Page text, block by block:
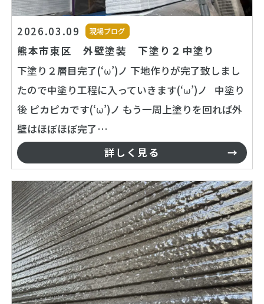
2026.03.09 現場ブログ
熊本市東区 外壁塗装 下塗り２中塗り
下塗り２層目完了(‘ω’)ノ 下地作りが完了致しまし
たので中塗り工程に入っていきます(‘ω’)ノ 中塗り
後 ピカピカです(‘ω’)ノ もう一周上塗りを回れば外
壁はほぼほぼ完了…
詳しく見る